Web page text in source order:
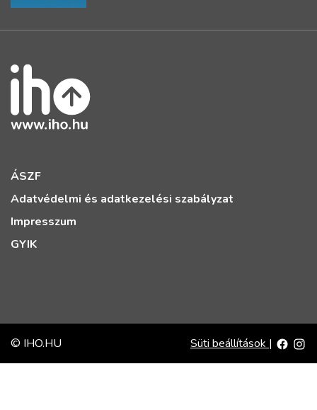
ÁSZF
Adatvédelmi és adatkezelési szabályzat
Impresszum
GYIK
© IHO.HU Süti beállítások |